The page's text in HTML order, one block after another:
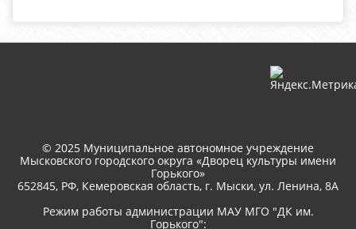
© 2025 Муниципальное автономное учреждение
Мысковского городского округа «Дворец культуры имени
Горького»
652845, РФ, Кемеровская область, г. Мыски, ул. Ленина, 8A
Режим работы администрации МАУ МГО "ДК им.
Горького":